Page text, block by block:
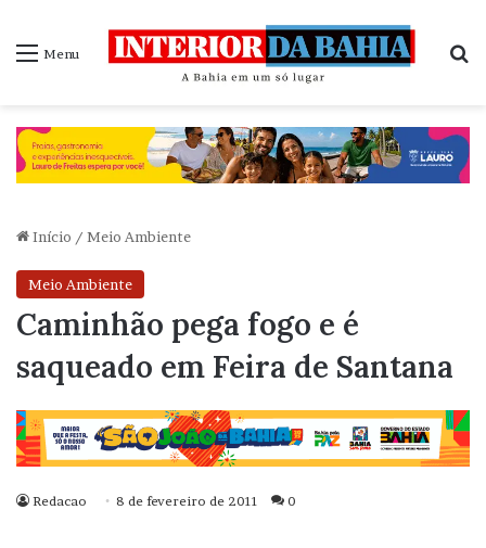
Menu
Início / Meio Ambiente
Meio Ambiente
Caminhão pega fogo e é
saqueado em Feira de Santana
Redacao 8 de fevereiro de 2011 0